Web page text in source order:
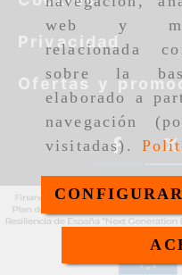
web y
relacionada
sobre la
elaborado a
navegación
visitadas).
CONFIGURAR
Privacidad
Ofertas y